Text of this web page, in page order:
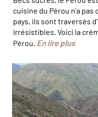
cuisine du Pérou n'a pas
pays, ils sont traversés
irrésistibles. Voici la
Pérou. En lire plus
© David Chauvet